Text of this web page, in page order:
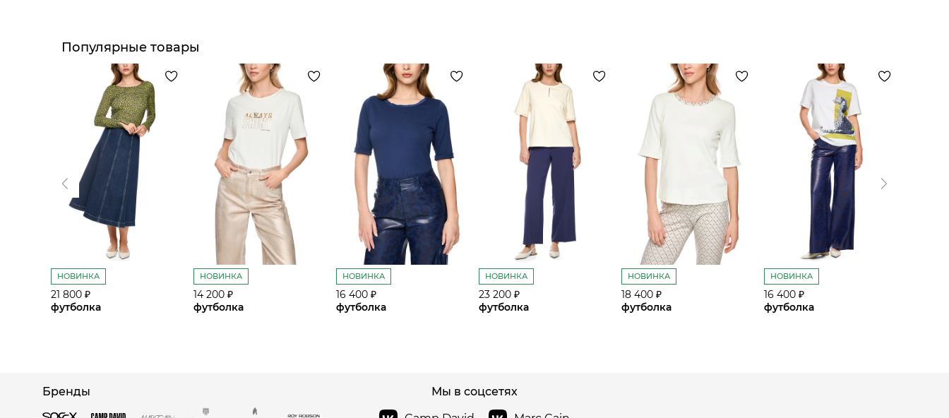
Самовывоз из пункта выдачи СДЭК
Популярные товары
НОВИНКА
21 800 ₽
футболка
НОВИНКА
14 200 ₽
футболка
НОВИНКА
16 400 ₽
футболка
НОВИНКА
23 200 ₽
футболка
НОВИНКА
18 400 ₽
футболка
НОВИНКА
16 400 ₽
футболка
Бренды
Мы в соцсетях